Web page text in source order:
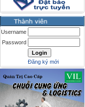
Username
Password
Đăng ký mới